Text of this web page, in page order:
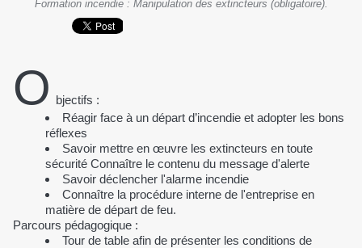
Formation incendie : Manipulation des extincteurs (obligatoire).
O bjectifs :
Réagir face à un départ d’incendie et adopter les bons
réflexes
Savoir mettre en œuvre les extincteurs en toute
sécurité Connaître le contenu du message d'alerte
Savoir déclencher l'alarme incendie
Connaître la procédure interne de l'entreprise en
matière de départ de feu.
Parcours pédagogique :
Tour de table afin de présenter les conditions de